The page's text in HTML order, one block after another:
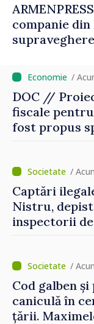
companie
/
DOC //
fiscale pentru
fost propus
/
Captări
Nistru,
inspectorii
/
Cod galben
caniculă în
țării.